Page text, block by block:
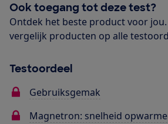
Ook toegang tot deze test?
Ontdek het beste product voor
vergelijk producten op alle
Testoordeel
Gebruiksgemak
Magnetron: snelheid